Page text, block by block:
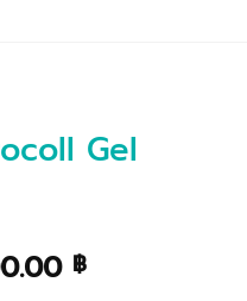
Gel
฿Price